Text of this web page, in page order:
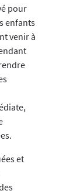
pour
enfants
venir à
et